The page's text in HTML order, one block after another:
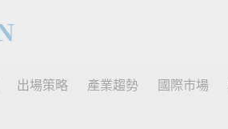
出場策略 產業趨勢 國際市場